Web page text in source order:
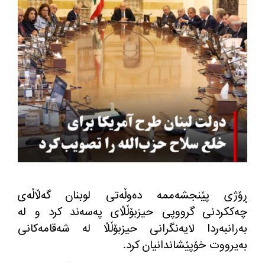
ڕۆژی پێنجشه‌ممه‌ ده‌وڵه‌تی لوبنان گه‌ڵاڵه‌ی
چه‌ككردنی گرووپی حیزبۆڵڵای په‌سه‌ند كرد و له‌
به‌رانبه‌ردا لایه‌نگرانی حیزبۆڵڵا له‌ شه‌قامه‌كانی
به‌یرووت خۆپێشاندانیان كرد.